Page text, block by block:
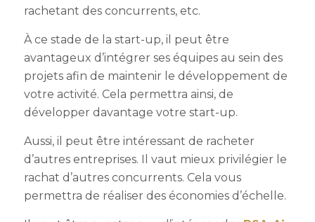
rachetant des concurrents, etc.
À ce stade de la start-up, il peut être
avantageux d’intégrer ses équipes au sein des
projets afin de maintenir le développement de
votre activité. Cela permettra ainsi, de
développer davantage votre start-up.
Aussi, il peut être intéressant de racheter
d’autres entreprises. Il vaut mieux privilégier le
rachat d’autres concurrents. Cela vous
permettra de réaliser des économies d’échelle.